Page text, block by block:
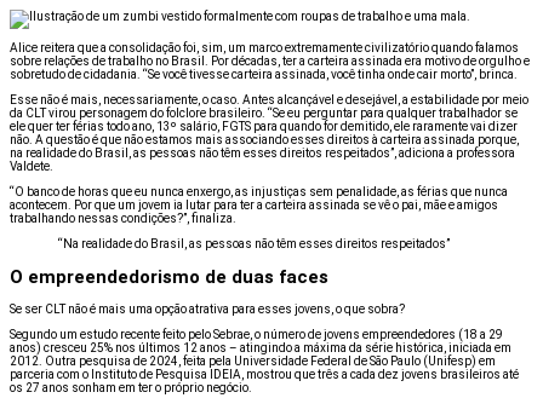
Alice reitera que a consolidação foi, sim, um marco extremamente civilizatório quando falamos
sobre relações de trabalho no Brasil. Por décadas, ter a carteira assinada era motivo de orgulho e
sobretudo de cidadania. “Se você tivesse carteira assinada, você tinha onde cair morto”, brinca.
Esse não é mais, necessariamente, o caso. Antes alcançável e desejável, a estabilidade por meio
da CLT virou personagem do folclore brasileiro. “Se eu perguntar para qualquer trabalhador se
ele quer ter férias todo ano, 13º salário, FGTS para quando for demitido, ele raramente vai dizer
não. A questão é que não estamos mais associando esses direitos à carteira assinada porque,
na realidade do Brasil, as pessoas não têm esses direitos respeitados”, adiciona a professora
Valdete.
“O banco de horas que eu nunca enxergo, as injustiças sem penalidade, as férias que nunca
acontecem. Por que um jovem ia lutar para ter a carteira assinada se vê o pai, mãe e amigos
trabalhando nessas condições?”, finaliza.
“Na realidade do Brasil, as pessoas não têm esses direitos respeitados”
O empreendedorismo de duas faces
Se ser CLT não é mais uma opção atrativa para esses jovens, o que sobra?
Segundo um estudo recente feito pelo Sebrae, o número de jovens empreendedores (18 a 29
anos) cresceu 25% nos últimos 12 anos – atingindo a máxima da série histórica, iniciada em
2012. Outra pesquisa de 2024, feita pela Universidade Federal de São Paulo (Unifesp) em
parceria com o Instituto de Pesquisa IDEIA, mostrou que três a cada dez jovens brasileiros até
os 27 anos sonham em ter o próprio negócio.